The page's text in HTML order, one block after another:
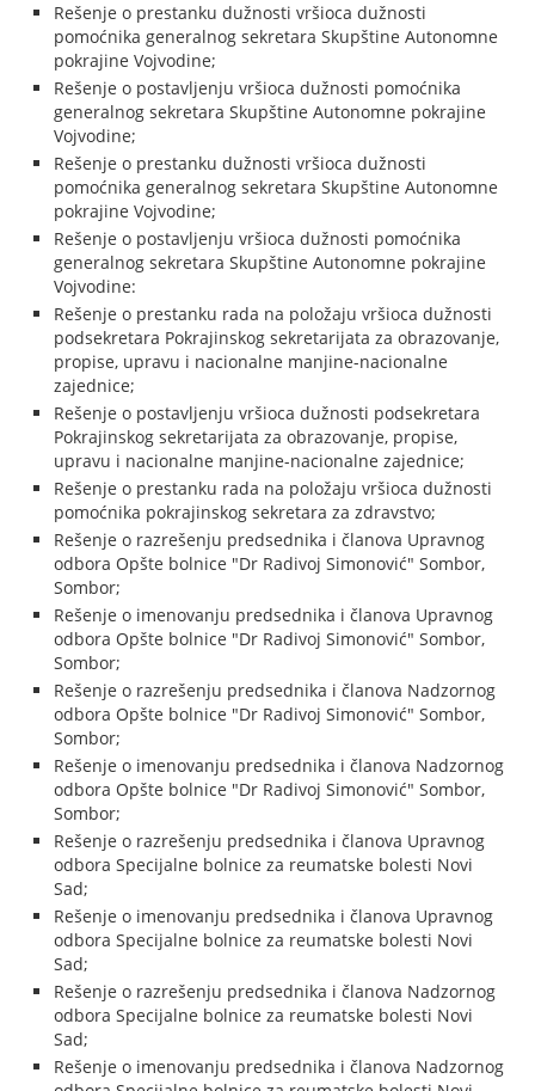
Rešenje o prestanku dužnosti vršioca dužnosti
pomoćnika generalnog sekretara Skupštine Autonomne
pokrajine Vojvodine;
Rešenje o postavljenju vršioca dužnosti pomoćnika
generalnog sekretara Skupštine Autonomne pokrajine
Vojvodine;
Rešenje o prestanku dužnosti vršioca dužnosti
pomoćnika generalnog sekretara Skupštine Autonomne
pokrajine Vojvodine;
Rešenje o postavljenju vršioca dužnosti pomoćnika
generalnog sekretara Skupštine Autonomne pokrajine
Vojvodine:
Rešenje o prestanku rada na položaju vršioca dužnosti
podsekretara Pokrajinskog sekretarijata za obrazovanje,
propise, upravu i nacionalne manjine-nacionalne
zajednice;
Rešenje o postavljenju vršioca dužnosti podsekretara
Pokrajinskog sekretarijata za obrazovanje, propise,
upravu i nacionalne manjine-nacionalne zajednice;
Rešenje o prestanku rada na položaju vršioca dužnosti
pomoćnika pokrajinskog sekretara za zdravstvo;
Rešenje o razrešenju predsednika i članova Upravnog
odbora Opšte bolnice "Dr Radivoj Simonović" Sombor,
Sombor;
Rešenje o imenovanju predsednika i članova Upravnog
odbora Opšte bolnice "Dr Radivoj Simonović" Sombor,
Sombor;
Rešenje o razrešenju predsednika i članova Nadzornog
odbora Opšte bolnice "Dr Radivoj Simonović" Sombor,
Sombor;
Rešenje o imenovanju predsednika i članova Nadzornog
odbora Opšte bolnice "Dr Radivoj Simonović" Sombor,
Sombor;
Rešenje o razrešenju predsednika i članova Upravnog
odbora Specijalne bolnice za reumatske bolesti Novi
Sad;
Rešenje o imenovanju predsednika i članova Upravnog
odbora Specijalne bolnice za reumatske bolesti Novi
Sad;
Rešenje o razrešenju predsednika i članova Nadzornog
odbora Specijalne bolnice za reumatske bolesti Novi
Sad;
Rešenje o imenovanju predsednika i članova Nadzornog